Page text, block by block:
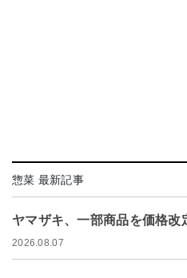
惣菜 最新記事
ヤマザキ、一部商品を価格
2026.08.07